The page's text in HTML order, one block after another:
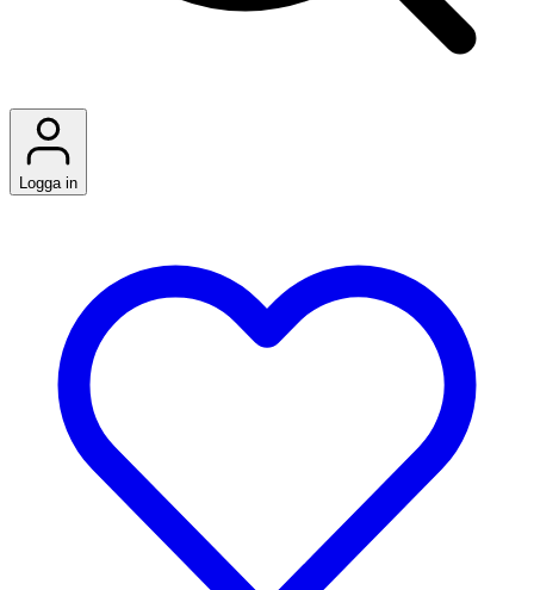
Logga in